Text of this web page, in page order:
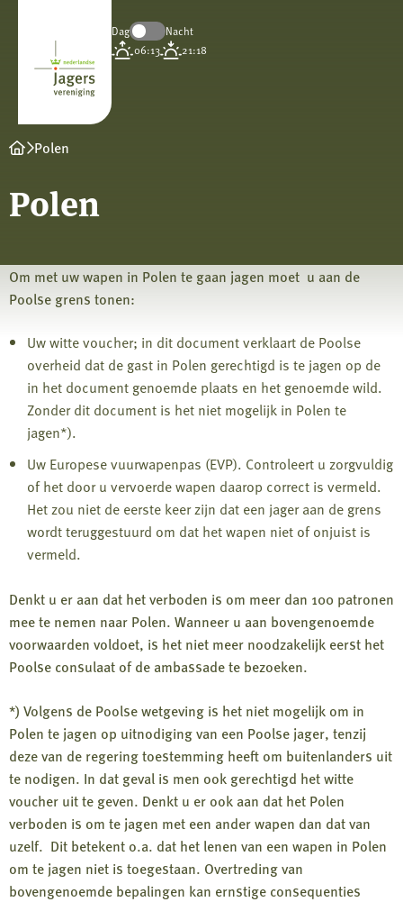
Koninklijke
Nederlandse
Jagersvereniging
Dag
Nacht
06:13
21:18
Polen
Polen
Om met uw wapen in Polen te gaan jagen moet u aan de
Poolse grens tonen:
Uw witte voucher; in dit document verklaart de Poolse
overheid dat de gast in Polen gerechtigd is te jagen op de
in het document genoemde plaats en het genoemde wild.
Zonder dit document is het niet mogelijk in Polen te
jagen*).
Uw Europese vuurwapenpas (EVP). Controleert u zorgvuldig
of het door u vervoerde wapen daarop correct is vermeld.
Het zou niet de eerste keer zijn dat een jager aan de grens
wordt teruggestuurd om dat het wapen niet of onjuist is
vermeld.
Denkt u er aan dat het verboden is om meer dan 100 patronen
mee te nemen naar Polen. Wanneer u aan bovengenoemde
voorwaarden voldoet, is het niet meer noodzakelijk eerst het
Poolse consulaat of de ambassade te bezoeken.
*) Volgens de Poolse wetgeving is het niet mogelijk om in
Polen te jagen op uitnodiging van een Poolse jager, tenzij
deze van de regering toestemming heeft om buitenlanders uit
te nodigen. In dat geval is men ook gerechtigd het witte
voucher uit te geven. Denkt u er ook aan dat het Polen
verboden is om te jagen met een ander wapen dan dat van
uzelf. Dit betekent o.a. dat het lenen van een wapen in Polen
om te jagen niet is toegestaan. Overtreding van
bovengenoemde bepalingen kan ernstige consequenties